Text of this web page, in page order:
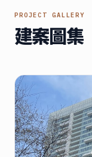
PROJECT GALLERY
建案圖集